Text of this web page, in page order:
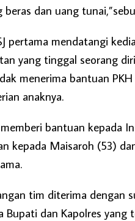
beras dan uang
pertama mendatangi
yang tinggal seorang
menerima bantuan
anaknya.
bantuan kepada
kepada Maisaroh (53)
tim diterima dengan
Bupati dan Kapolres